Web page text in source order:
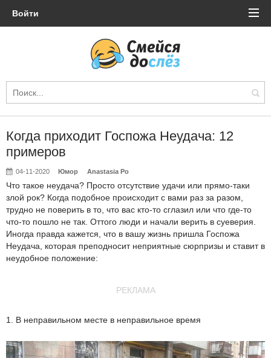
Войти
Когда приходит Госпожа Неудача: 12
примеров
04-11-2020 Юмор Anastasia Po
Что такое неудача? Просто отсутствие удачи или прямо-таки
злой рок? Когда подобное происходит с вами раз за разом,
трудно не поверить в то, что вас кто-то сглазил или что где-то
что-то пошло не так. Оттого люди и начали верить в суеверия.
Иногда правда кажется, что в вашу жизнь пришла Госпожа
Неудача, которая преподносит неприятные сюрпризы и ставит в
неудобное положение:
РЕКЛАМА
1. В неправильном месте в неправильное время